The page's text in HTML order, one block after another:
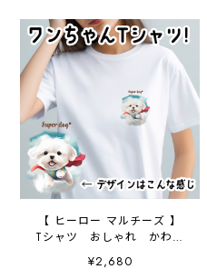
【 ヒーロー マルチーズ 】
Tシャツ おしゃれ かわい
い 犬 ペット うちの
子 プレゼント ギフト
¥2,680